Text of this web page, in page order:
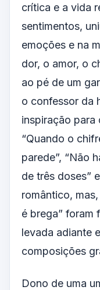
crítica e a vida
sentimentos,
emoções e na
dor, o amor, o
ao pé de um
o confessor da
inspiração para
“Quando o
parede”, “Não
de três doses”
romântico,
é brega” foram
levada adiante
composições
Dono de uma